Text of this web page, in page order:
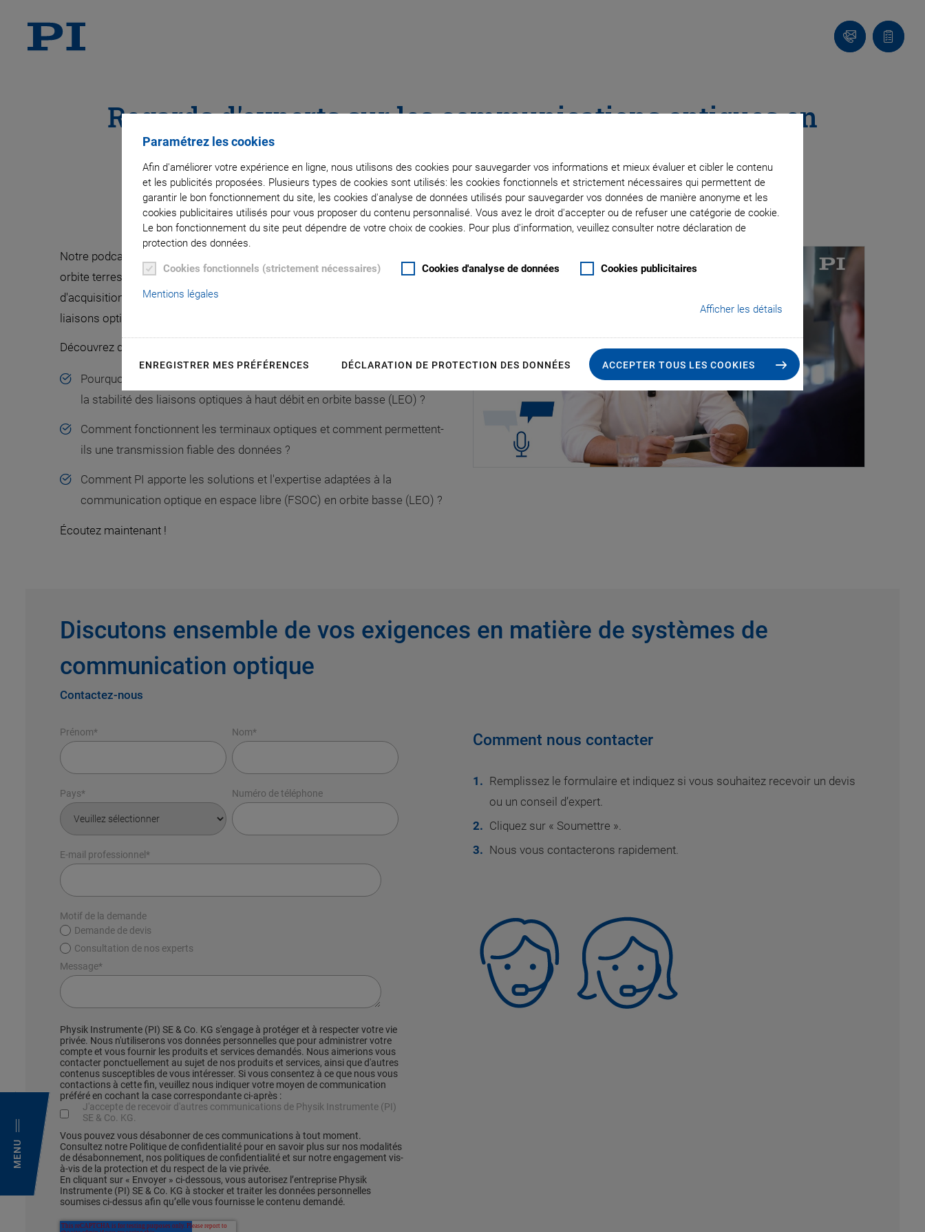
Paramétrez les cookies
Afin d'améliorer votre expérience en ligne, nous utilisons des cookies pour sauvegarder vos informations et mieux évaluer et cibler le contenu
et les publicités proposées. Plusieurs types de cookies sont utilisés: les cookies fonctionnels et strictement nécessaires qui permettent de
garantir le bon fonctionnement du site, les cookies d'analyse de données utilisés pour sauvegarder vos données de manière anonyme et les
cookies publicitaires utilisés pour vous proposer du contenu personnalisé. Vous avez le droit d'accepter ou de refuser une catégorie de cookie.
Le bon fonctionnement du site peut dépendre de votre choix de cookies. Pour plus d'information, veuillez consulter notre déclaration de
protection des données.
Cookies fonctionnels (strictement nécessaires) Cookies d'analyse de données Cookies publicitaires
Mentions légales
Afficher les détails
ENREGISTRER MES PRÉFÉRENCES DÉCLARATION DE PROTECTION DES DONNÉES ACCEPTER TOUS LES COOKIES
MENU
Contact
Votre
panier
Regards d'experts sur les communications optiques en
espace libre
Precision unlocked – PI Podcast
Notre podcast explore les communications optiques en espace libre en
orbite terrestre basse, en se concentrant sur les défis de pointage,
d'acquisition et de suivi, ainsi que sur les technologies qui rendent les
liaisons optiques fiables.
Découvrez dans le podcast :
Pourquoi un mouvement de haute précision est-il essentiel pour garantir
la stabilité des liaisons optiques à haut débit en orbite basse (LEO) ?
Comment fonctionnent les terminaux optiques et comment permettent-
ils une transmission fiable des données ?
Comment PI apporte les solutions et l'expertise adaptées à la
communication optique en espace libre (FSOC) en orbite basse (LEO) ?
Écoutez maintenant !
Discutons ensemble de vos exigences en matière de systèmes de
communication optique
Contactez-nous
Prénom* Nom*
Pays* Numéro de téléphone
E-mail professionnel*
Motif de la demande
Demande de devis
Consultation de nos experts
Message*
Physik Instrumente (PI) SE & Co. KG s'engage à protéger et à respecter votre vie
privée. Nous n'utiliserons vos données personnelles que pour administrer votre
compte et vous fournir les produits et services demandés. Nous aimerions vous
contacter ponctuellement au sujet de nos produits et services, ainsi que d'autres
contenus susceptibles de vous intéresser. Si vous consentez à ce que nous vous
contactions à cette fin, veuillez nous indiquer votre moyen de communication
préféré en cochant la case correspondante ci-après :
J'accepte de recevoir d'autres communications de Physik Instrumente (PI)
SE & Co. KG.
Vous pouvez vous désabonner de ces communications à tout moment.
Consultez notre Politique de confidentialité pour en savoir plus sur nos modalités
de désabonnement, nos politiques de confidentialité et sur notre engagement vis-
à-vis de la protection et du respect de la vie privée.
En cliquant sur « Envoyer » ci-dessous, vous autorisez l’entreprise Physik
Instrumente (PI) SE & Co. KG à stocker et traiter les données personnelles
soumises ci-dessus afin qu’elle vous fournisse le contenu demandé.
Comment nous contacter
Remplissez le formulaire et indiquez si vous souhaitez recevoir un devis
ou un conseil d’expert.
Cliquez sur « Soumettre ».
Nous vous contacterons rapidement.